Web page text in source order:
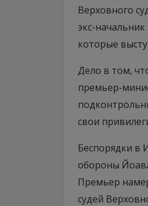
Верховного
экс-
которые
Дело в том,
премьер-
свои
Беспорядки в
обороны
Премьер
судей